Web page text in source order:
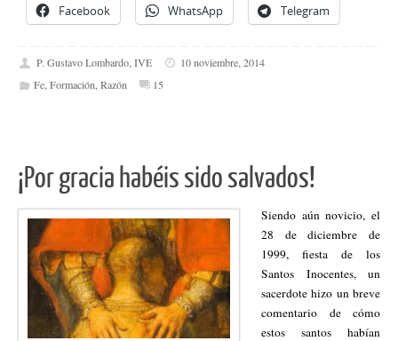
Facebook WhatsApp Telegram
P. Gustavo Lombardo, IVE
10 noviembre, 2014
Fe,Formación,Razón 15
¡Por gracia habéis sido salvados!
Siendo aún novicio, el
28 de diciembre de
1999, fiesta de los
Santos Inocentes, un
sacerdote hizo un breve
comentario de cómo
estos santos habían